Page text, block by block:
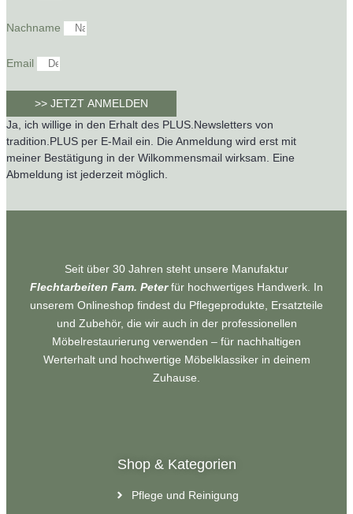
Nachname
Email
>> JETZT ANMELDEN
Ja, ich willige in den Erhalt des PLUS.Newsletters von
tradition.PLUS per E-Mail ein. Die Anmeldung wird erst mit
meiner Bestätigung in der Wilkommensmail wirksam. Eine
Abmeldung ist jederzeit möglich.
Seit über 30 Jahren steht unsere Manufaktur
Flechtarbeiten Fam. Peterfür hochwertiges Handwerk. In
unserem Onlineshop findest du Pflegeprodukte, Ersatzteile
und Zubehör, die wir auch in der professionellen
Möbelrestaurierung verwenden – für nachhaltigen
Werterhalt und hochwertige Möbelklassiker in deinem
Zuhause.
Shop & Kategorien
Pflege und Reinigung